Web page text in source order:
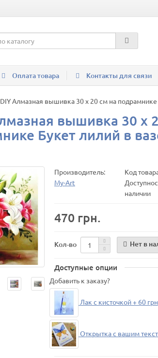
Оплата товара Контакты для связи
DIY Алмазная вышивка 30 х 20 см на подрамнике
вышивка 30 х
Букет лилий в
Производитель:
My-Art
Код
наличии
470 грн.
Кол-во Нет в
Доступные опции
Добавить к заказу?
Лак с кисточкой + 60 грн
Открытка с вашим